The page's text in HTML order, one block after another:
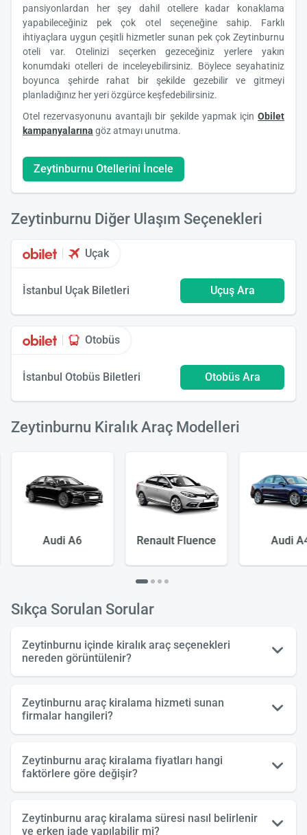
pansiyonlardan her şey dahil otellere kadar konaklama
yapabileceğiniz pek çok otel seçeneğine sahip. Farklı
ihtiyaçlara uygun çeşitli hizmetler sunan pek çok Zeytinburnu
oteli var. Otelinizi seçerken gezeceğiniz yerlere yakın
konumdaki otelleri de inceleyebilirsiniz. Böylece seyahatiniz
boyunca şehirde rahat bir şekilde gezebilir ve gitmeyi
planladığınız her yeri özgürce keşfedebilirsiniz.
Otel rezervasyonunu avantajlı bir şekilde yapmak için Obilet
kampanyalarına göz atmayı unutma.
Zeytinburnu Otellerini İncele
Zeytinburnu Diğer Ulaşım Seçenekleri
Uçak
İstanbul Uçak Biletleri Uçuş Ara
Otobüs
İstanbul Otobüs Biletleri Otobüs Ara
Zeytinburnu Kiralık Araç Modelleri
Audi A6 Renault Fluence Audi
Sıkça Sorulan Sorular
Zeytinburnu içinde kiralık araç seçenekleri
nereden görüntülenir?
Zeytinburnu araç kiralama hizmeti sunan
firmalar hangileri?
Zeytinburnu araç kiralama fiyatları hangi
faktörlere göre değişir?
Zeytinburnu araç kiralama süresi nasıl belirlenir
ve erken iade yapılabilir mi?